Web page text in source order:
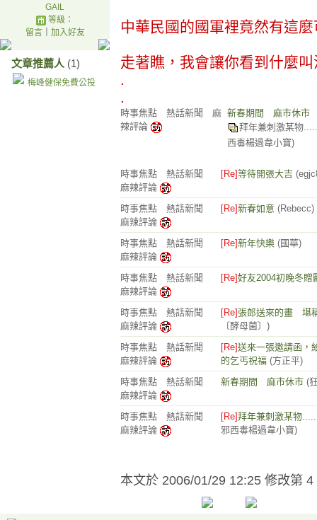
GAIL
等級：
留言｜ 加入好友
文章推薦人 (1)
梅峰健保免費公投
中華民國的國軍裡竟然有這
走著瞧，我會讓你看到什麼
.
.
時事焦點 熱話新聞 麻
辣評論
新春期間 麻市休市
拜年兼刺激某物
西毒楊過韋小寶)
時事焦點 熱話新聞
麻辣評論
[Re]等待開張大吉
時事焦點 熱話新聞
麻辣評論
[Re]新春如意 (Rebecc)
時事焦點 熱話新聞
麻辣評論
[Re]新年快樂 (國華)
時事焦點 熱話新聞
麻辣評論
[Re]好友2004初晚冬贈
時事焦點 熱話新聞
麻辣評論
[Re]張郎送來的畫 堪
〔酵母菌〕)
時事焦點 熱話新聞
麻辣評論
[Re]送來一張邀請函，
的乞丐祝福 (方正平)
時事焦點 熱話新聞
麻辣評論
新春期間 麻市休市 (
時事焦點 熱話新聞
麻辣評論
[Re]拜年兼刺激某物
邪西毒楊過韋小寶)
本文於 2006/01/29 12:25 修改第 4